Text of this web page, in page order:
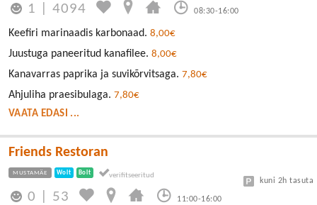
1 |4094 08:30-16:00
Keefiri marinaadis karbonaad. 8,00€
Juustuga paneeritud kanafilee. 8,00€
Kanavarras paprika ja suvikõrvitsaga. 7,80€
Ahjuliha praesibulaga. 7,80€
VAATA EDASI ...
Friends Restoran
MUSTAMÄE Wolt Bolt
0 53 11:00-16:00
kuni 2h tasuta